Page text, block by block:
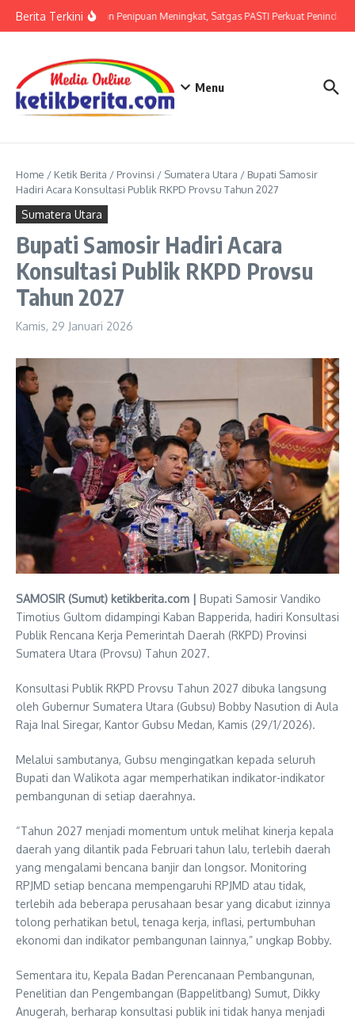
Berita TerkiniAncaman Penipuan Meningkat, Satgas PASTI Perkuat Penindakan
Menu
Home / Ketik Berita / Provinsi / Sumatera Utara / Bupati Samosir
Hadiri Acara Konsultasi Publik RKPD Provsu Tahun 2027
Sumatera Utara
Bupati Samosir Hadiri Acara
Konsultasi Publik RKPD Provsu
Tahun 2027
Kamis, 29 Januari 2026
SAMOSIR (Sumut) ketikberita.com | Bupati Samosir Vandiko
Timotius Gultom didampingi Kaban Bapperida, hadiri Konsultasi
Publik Rencana Kerja Pemerintah Daerah (RKPD) Provinsi
Sumatera Utara (Provsu) Tahun 2027.
Konsultasi Publik RKPD Provsu Tahun 2027 dibuka langsung
oleh Gubernur Sumatera Utara (Gubsu) Bobby Nasution di Aula
Raja Inal Siregar, Kantor Gubsu Medan, Kamis (29/1/2026).
Melalui sambutanya, Gubsu mengingatkan kepada seluruh
Bupati dan Walikota agar memperhatikan indikator-indikator
pembangunan di setiap daerahnya.
“Tahun 2027 menjadi momentum untuk melihat kinerja kepala
daerah yang dilantik pada Februari tahun lalu, terlebih daerah
yang mengalami bencana banjir dan longsor. Monitoring
RPJMD setiap bencana mempengaruhi RPJMD atau tidak,
terlebih ada beberapa perusahaan besar yang dicabut izinnya
tolong perhatikan betul, tenaga kerja, inflasi, pertumbuhan
ekonomi dan indikator pembangunan lainnya,” ungkap Bobby.
Sementara itu, Kepala Badan Perencanaan Pembangunan,
Penelitian dan Pengembangan (Bappelitbang) Sumut, Dikky
Anugerah, berharap konsultasi publik ini tidak hanya menjadi